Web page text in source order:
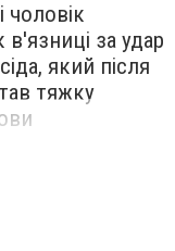
чоловік
в'язниці за удар
який після
тяжку